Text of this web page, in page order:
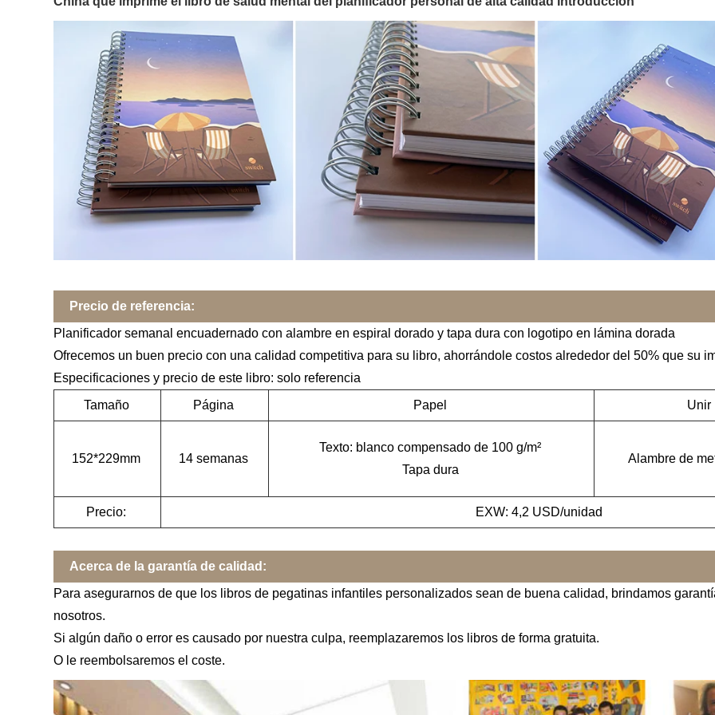
Precio de referencia:
Planificador semanal encuadernado con alambre en espiral dorado y tapa dura con logotipo en lámina dorada
Ofrecemos un buen precio con una calidad competitiva para su libro, ahorrándole costos alrededor del 50% que su
Especificaciones y precio de este libro: solo referencia
Tamaño
Página Papel Unir
152*229mm 14 semanas
Texto: blanco compensado de 100 g/m²
Tapa dura
Alambre de
Precio: EXW: 4,2 USD/unidad
Acerca de la garantía de calidad:
Para asegurarnos de que los libros de pegatinas infantiles personalizados sean de buena calidad, brindamos
nosotros.
Si algún daño o error es causado por nuestra culpa, reemplazaremos los libros de forma gratuita.
O le reembolsaremos el coste.